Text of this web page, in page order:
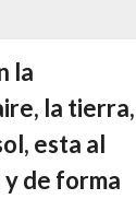
la
la tierra,
esta al
de forma